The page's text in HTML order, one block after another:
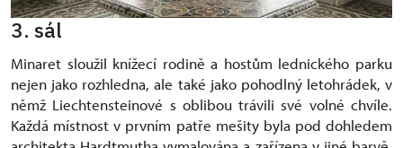
3. sál
Minaret sloužil knížecí rodině a hostům lednického parku
nejen jako rozhledna, ale také jako pohodlný letohrádek, v
němž Liechtensteinové s oblibou trávili své volné chvíle.
Každá místnost v prvním patře mešity byla pod dohledem